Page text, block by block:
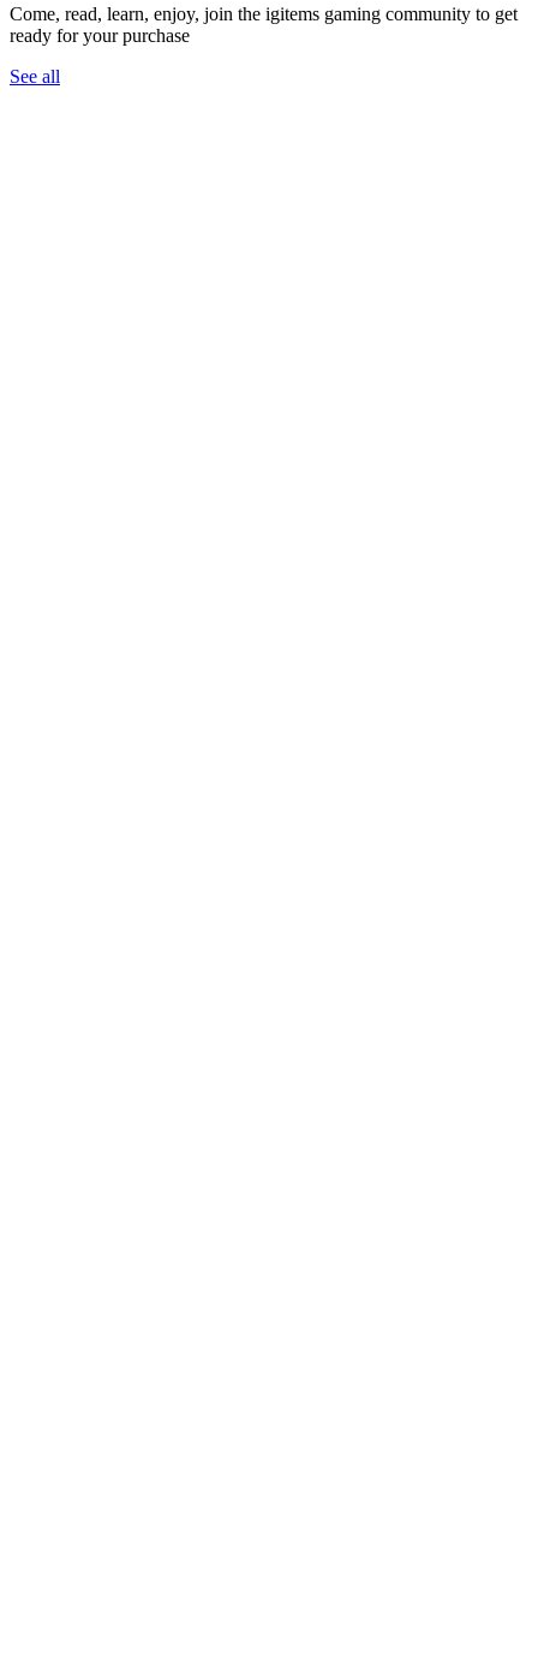
Come, read, learn, enjoy, join the igitems gaming community to get
ready for your purchase
See all